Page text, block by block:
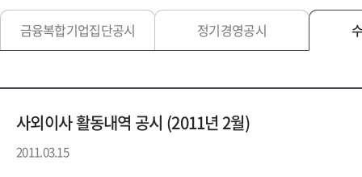
동
금융복합기업집단공시 정기경영공시
사외이사 활동내역 공시 (2011년 2월)
2011.03.15